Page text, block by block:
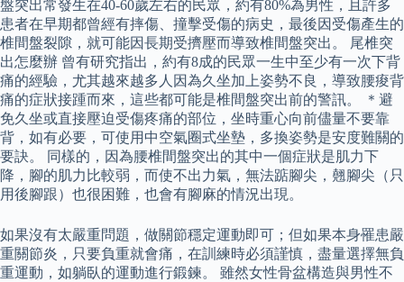
盤突出常發生在40-60歲左右的民眾，約有80%為男性，且許多
患者在早期都曾經有摔傷、撞擊受傷的病史，最後因受傷產生的
椎間盤裂隙，就可能因長期受擠壓而導致椎間盤突出。 尾椎突
出怎麼辦 曾有研究指出，約有8成的民眾一生中至少有一次下背
痛的經驗，尤其越來越多人因為久坐加上姿勢不良，導致腰痠背
痛的症狀接踵而來，這些都可能是椎間盤突出前的警訊。 ＊避
免久坐或直接壓迫受傷疼痛的部位，坐時重心向前儘量不要靠
背，如有必要，可使用中空氣圈式坐墊，多換姿勢是安度難關的
要訣。 同樣的，因為腰椎間盤突出的其中一個症狀是肌力下
降，腳的肌力比較弱，而使不出力氣，無法踮腳尖，翹腳尖（只
用後腳跟）也很困難，也會有腳麻的情況出現。
如果沒有太嚴重問題，做關節穩定運動即可；但如果本身罹患嚴
重關節炎，只要負重就會痛，在訓練時必須謹慎，盡量選擇無負
重運動，如躺臥的運動進行鍛鍊。 雖然女性骨盆構造與男性不